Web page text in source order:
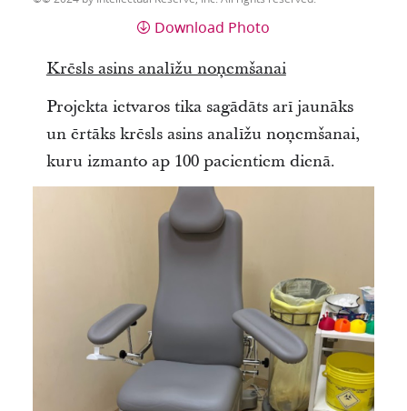
Download Photo
Krēsls asins analīžu noņemšanai
Projekta ietvaros tika sagādāts arī jaunāks
un ērtāks krēsls asins analīžu noņemšanai,
kuru izmanto ap 100 pacientiem dienā.